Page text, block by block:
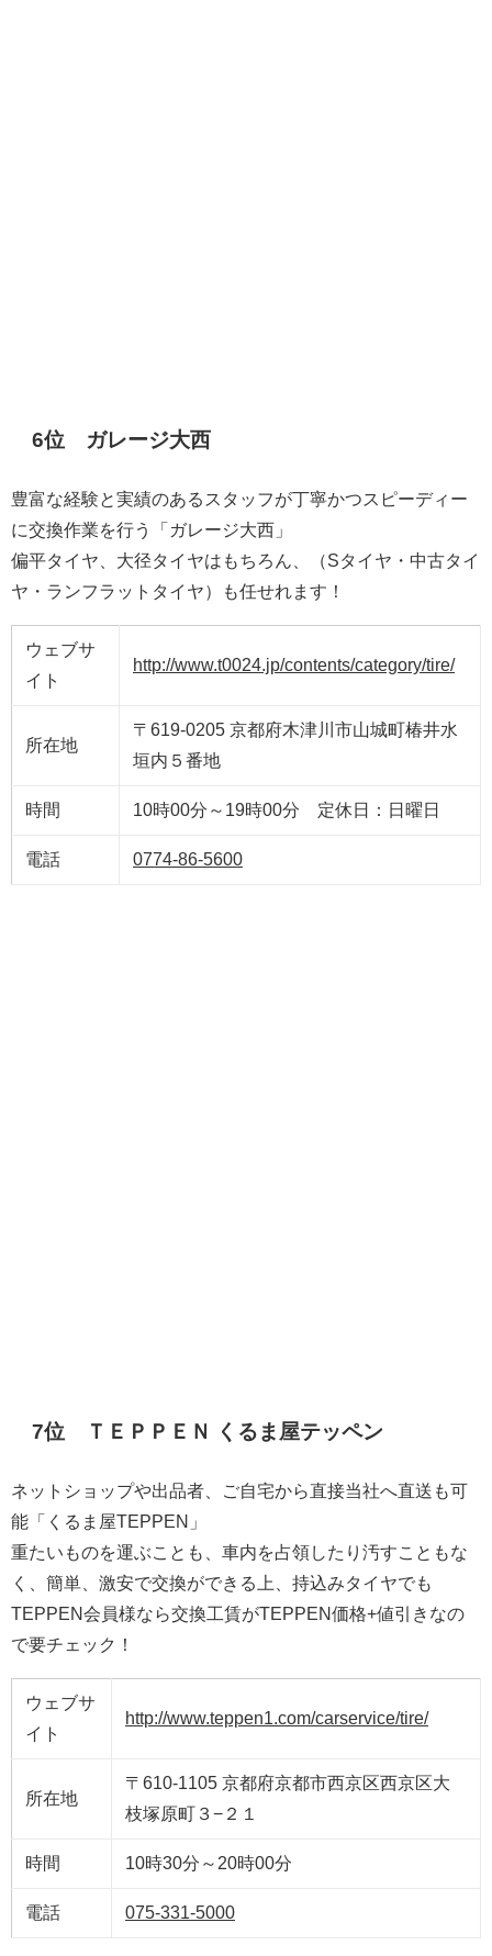
6位 ガレージ大西
豊富な経験と実績のあるスタッフが丁寧かつスピーディー
に交換作業を行う「ガレージ大西」
偏平タイヤ、大径タイヤはもちろん、（Sタイヤ・中古タイ
ヤ・ランフラットタイヤ）も任せれます！
ウェブサ
イト
http://www.t0024.jp/contents/category/tire/
所在地
〒619-0205 京都府木津川市山城町椿井水
垣内５番地
時間 10時00分～19時00分 定休日：日曜日
電話 0774-86-5600
7位 ＴＥＰＰＥＮ くるま屋テッペン
ネットショップや出品者、ご自宅から直接当社へ直送も可
能「くるま屋TEPPEN」
重たいものを運ぶことも、車内を占領したり汚すこともな
く、簡単、激安で交換ができる上、持込みタイヤでも
TEPPEN会員様なら交換工賃がTEPPEN価格+値引きなの
で要チェック！
ウェブサ
イト
http://www.teppen1.com/carservice/tire/
所在地
〒610-1105 京都府京都市西京区西京区大
枝塚原町３−２１
時間 10時30分～20時00分
電話 075-331-5000